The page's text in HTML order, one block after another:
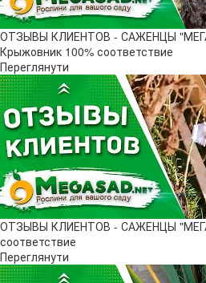
ОТЗЫВЫ КЛИЕНТОВ - САЖЕНЦЫ
Крыжовник 100% соответствие
Переглянути
ОТЗЫВЫ КЛИЕНТОВ - САЖЕНЦЫ
соответствие
Переглянути